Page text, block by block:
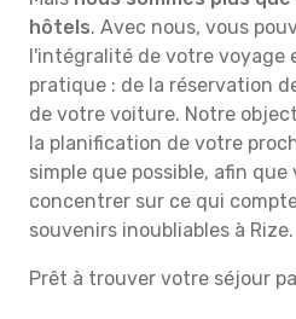
hôtels. Avec nous, vous
l'intégralité de votre voyage
pratique : de la réservation
de votre voiture. Notre
la planification de votre
simple que possible, afin
concentrer sur ce qui
souvenirs inoubliables à Rize.
Prêt à trouver votre séjour